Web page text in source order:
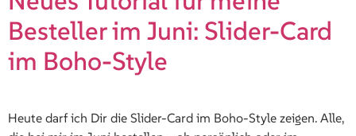
Besteller im Juni: Slider-Card
im Boho-Style
Heute darf ich Dir die Slider-Card im Boho-Style zeigen. Alle,